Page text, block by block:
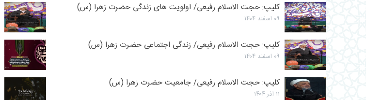
کلیپ: حجت الاسلام رفیعی/ اولویت های زندگی حضرت زهرا (س)
۰۹ اسفند ۱۴۰۴
کلیپ: حجت الاسلام رفیعی/ زندگی اجتماعی حضرت زهرا (س)
۰۹ اسفند ۱۴۰۴
کلیپ: حجت الاسلام رفیعی/ جامعیت حضرت زهرا (س)
۱۱ آذر ۱۴۰۴